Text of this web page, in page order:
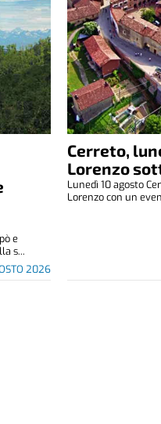
2026
e
s...
Cerreto,
Lorenzo
Lunedì 10 agosto
Lorenzo con un